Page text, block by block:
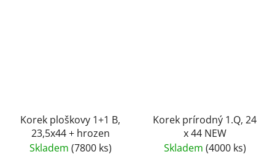
Korek ploškovy 1+1 B,
23,5x44 + hrozen
Skladem (7800 ks)
Korek prírodný 1.Q, 24
x 44 NEW
Skladem (4000 ks)